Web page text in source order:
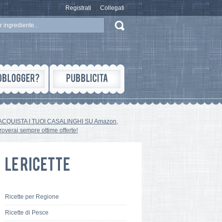
Registrati Collegati
I TUOI CASALINGHI SU Amazon,
sempre ottime offerte!
Ricette per Regione
Ricette di Pesce